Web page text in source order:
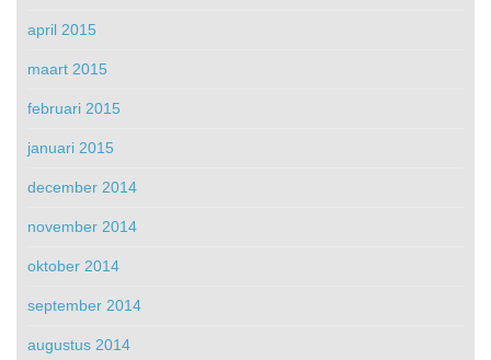
april 2015
maart 2015
februari 2015
januari 2015
december 2014
november 2014
oktober 2014
september 2014
augustus 2014